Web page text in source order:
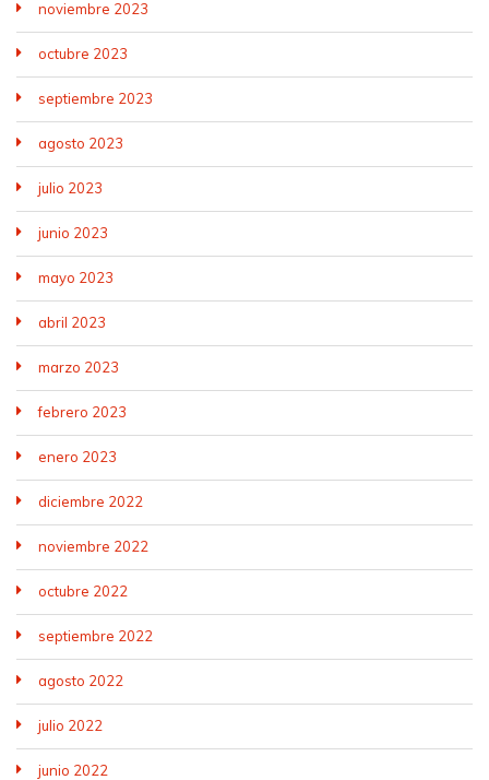
noviembre 2023
octubre 2023
septiembre 2023
agosto 2023
julio 2023
junio 2023
mayo 2023
abril 2023
marzo 2023
febrero 2023
enero 2023
diciembre 2022
noviembre 2022
octubre 2022
septiembre 2022
agosto 2022
julio 2022
junio 2022